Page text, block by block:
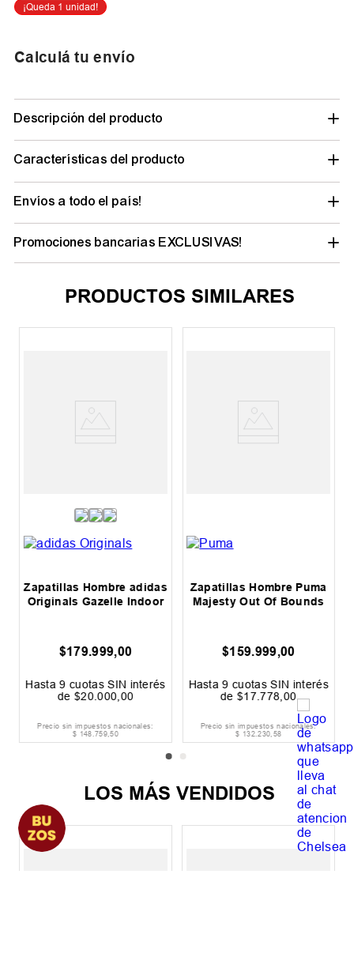
Calculá tu envío
Descripción del producto
Características del producto
Envíos a todo el país!
Promociones bancarias EXCLUSIVAS!
PRODUCTOS SIMILARES
Zapatillas Hombre adidas
Originals Gazelle Indoor
$179.999,00
Hasta9 cuotas SIN interés
de $20.000,00
Precio sin impuestos nacionales:
$ 148.759,50
Zapatillas Hombre Puma
Majesty Out Of Bounds
$159.999,00
Hasta9 cuotas SIN interés
de $17.778,00
Precio sin impuestos nacionales:
$ 132.230,58
LOS MÁS VENDIDOS